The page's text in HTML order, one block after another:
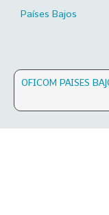
Países Bajos
OFICOM PAISES